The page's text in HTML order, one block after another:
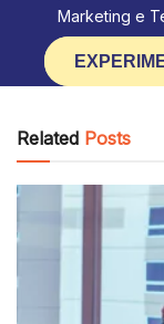
Marketing e
Related Posts